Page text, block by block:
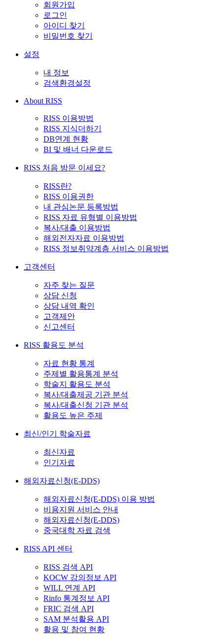
회원가입
로그인
아이디 찾기
비밀번호 찾기
설정
내 정보
검색환경설정
About RISS
RISS 이용방법
RISS 지식더하기
DB연계 현황
BI 및 배너 다운로드
RISS 처음 방문 이세요?
RISS란?
RISS 이용권한
내 관심논문 등록방법
RISS 자료 유형별 이용방법
복사/대출 이용방법
해외전자자료 이용방법
RISS 정보취약계층 서비스 이용방법
고객센터
자주 찾는 질문
상담 신청
상담 내역 확인
고객제안
신고센터
RISS 활용도 분석
자료 현황 통계
주제별 활용통계 분석
학술지 활용도 분석
복사/대출제공 기관 분석
복사/대출신청 기관 분석
활용도 높은 주제
최신/인기 학술자료
최신자료
인기자료
해외자료신청(E-DDS)
해외자료신청(E-DDS) 이용 방법
비용지원 서비스 안내
해외자료신청(E-DDS)
중국대학 자료 검색
RISS API 센터
RISS 검색 API
KOCW 강의정보 API
WILL 연계 API
Rinfo 통계정보 API
FRIC 검색 API
SAM 분석활용 API
활용 및 참여 현황